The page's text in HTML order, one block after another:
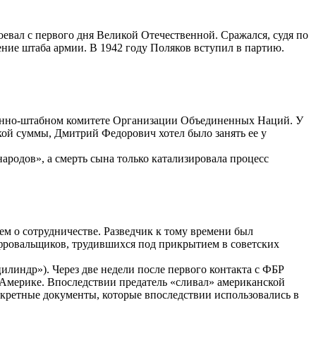
с первого дня Великой Отечественной. Сражался, судя по
штаба армии. В 1942 году Поляков вступил в партию.
штабном комитете Организации Объединенных Наций. У
суммы, Дмитрий Федорович хотел было занять ее у
а смерть сына только катализировала процесс
о сотрудничестве. Разведчик к тому времени был
трудившихся под прикрытием в советских
Через две недели после первого контакта с ФБР
Впоследствии предатель «сливал» американской
документы, которые впоследствии использовались в